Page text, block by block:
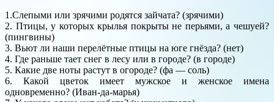
1.Слепыми или зрячими родятся зайчата? (зрячими)
2. Птицы, у которых крылья покрыты не перьями, а чешуей?
(пингвины)
3. Вьют ли наши перелётные птицы на юге гнёзда? (нет)
4. Где раньше тает снег в лесу или в городе? (в городе)
5. Какие две ноты растут в огороде? (фа — соль)
6. Какой цветок имеет мужское и женское имена
одновременно? (Иван-да-марья)